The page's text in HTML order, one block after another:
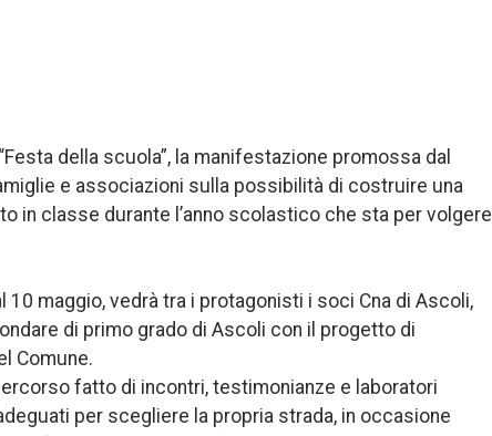
della scuola”, la manifestazione promossa dal
e associazioni sulla possibilità di costruire una
in classe durante l’anno scolastico che sta per volgere
maggio, vedrà tra i protagonisti i soci Cna di Ascoli,
di primo grado di Ascoli con il progetto di
Comune.
fatto di incontri, testimonianze e laboratori
per scegliere la propria strada, in occasione